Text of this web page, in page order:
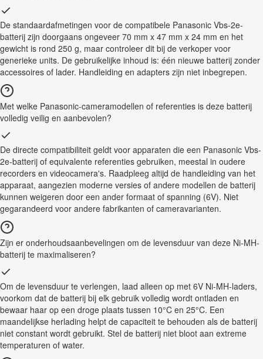
De standaardafmetingen voor de compatibele Panasonic Vbs-2e-
batterij zijn doorgaans ongeveer 70 mm x 47 mm x 24 mm en het
gewicht is rond 250 g, maar controleer dit bij de verkoper voor
generieke units. De gebruikelijke inhoud is: één nieuwe batterij zonder
accessoires of lader. Handleiding en adapters zijn niet inbegrepen.
Met welke Panasonic-cameramodellen of referenties is deze batterij
volledig veilig en aanbevolen?
De directe compatibiliteit geldt voor apparaten die een Panasonic Vbs-
2e-batterij of equivalente referenties gebruiken, meestal in oudere
recorders en videocamera's. Raadpleeg altijd de handleiding van het
apparaat, aangezien moderne versies of andere modellen de batterij
kunnen weigeren door een ander formaat of spanning (6V). Niet
gegarandeerd voor andere fabrikanten of cameravarianten.
Zijn er onderhoudsaanbevelingen om de levensduur van deze Ni-MH-
batterij te maximaliseren?
Om de levensduur te verlengen, laad alleen op met 6V Ni-MH-laders,
voorkom dat de batterij bij elk gebruik volledig wordt ontladen en
bewaar haar op een droge plaats tussen 10°C en 25°C. Een
maandelijkse herlading helpt de capaciteit te behouden als de batterij
niet constant wordt gebruikt. Stel de batterij niet bloot aan extreme
temperaturen of water.